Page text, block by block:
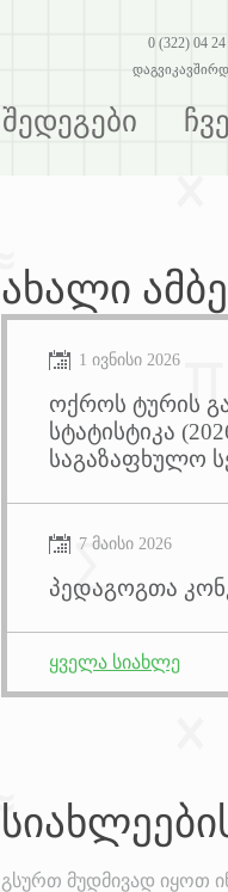
0 (322) 04
შედეგები
ახალი
1 ივნისი 2026
ოქროს ტურის
სტატისტიკა
საგაზაფხულო
7 მაისი 2026
პედაგოგთა
ყველა სიახლე
გსურთ მუდმივად იყოთ